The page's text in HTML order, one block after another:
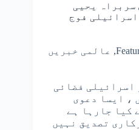
سربراہ یحیی
فوج
, عالمی خبریں
اسرائیلی فضائی
، ایسا دعوی
کیا جارہا ہے
تصدیق نہیں